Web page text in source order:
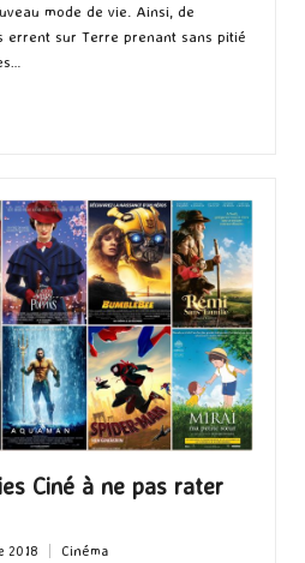
mode de vie. Ainsi, de
errent sur Terre prenant sans pitié
Ciné à ne pas rater
2018 Cinéma